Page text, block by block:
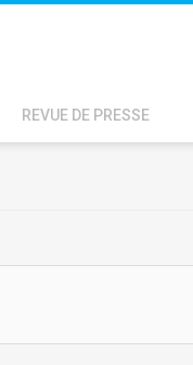
REVUE DE PRESSE